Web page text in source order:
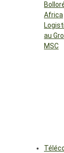
Africa
au
MSC